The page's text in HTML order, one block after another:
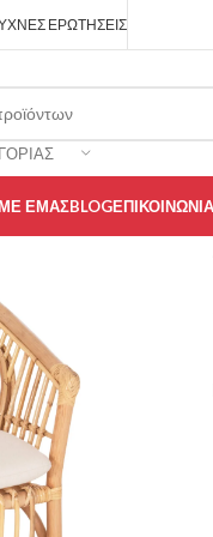
ΕΡΩΤΉΣΕΙΣ
ΕΜΆΣBLOGΕΠΙΚΟΙΝΩΝΊΑ